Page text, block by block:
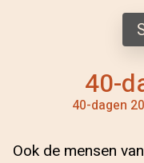
40-
40-dagen
Ook de mensen